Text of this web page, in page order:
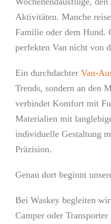
Aktivitäten. Manche
Familie oder dem Hund.
perfekten Van nicht von
Ein durchdachter Van-
Trends, sondern an den
verbindet Komfort mit
Materialien mit
individuelle Gestaltung
Präzision.
Genau dort beginnt
Bei Waskey begleiten
Camper oder